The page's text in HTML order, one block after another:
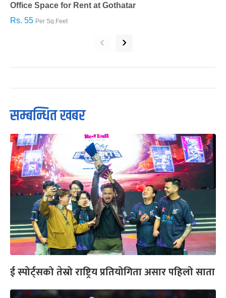
Office Space for Rent at Gothatar
Rs. 55 Per Sq.Feet
‹ ›
सम्बन्धित खबर
ई स्पोर्ट्सको तेस्रो राष्ट्रिय प्रतियोगिता असार पहिलो साता